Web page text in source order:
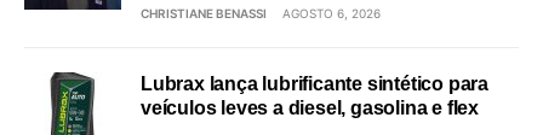
CHRISTIANE BENASSI AGOSTO 6, 2026
Lubrax lança lubrificante sintético para
veículos leves a diesel, gasolina e flex